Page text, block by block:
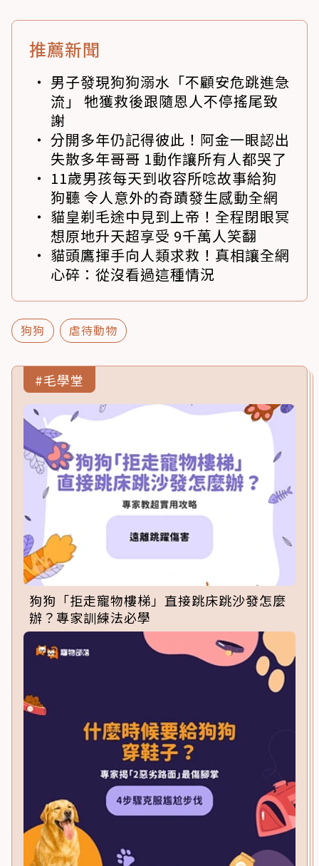
推薦新聞
男子發現狗狗溺水「不顧安危跳進急
流」 牠獲救後跟隨恩人不停搖尾致
謝
分開多年仍記得彼此！阿金一眼認出
失散多年哥哥 1動作讓所有人都哭了
11歲男孩每天到收容所唸故事給狗
狗聽 令人意外的奇蹟發生感動全網
貓皇剃毛途中見到上帝！全程閉眼冥
想原地升天超享受 9千萬人笑翻
貓頭鷹揮手向人類求救！真相讓全網
心碎：從沒看過這種情況
狗狗 虐待動物
#毛學堂
狗狗「拒走寵物樓梯」直接跳床跳沙發怎麼
辦？專家訓練法必學